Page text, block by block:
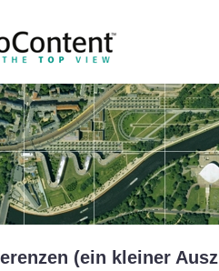
(ein kleiner